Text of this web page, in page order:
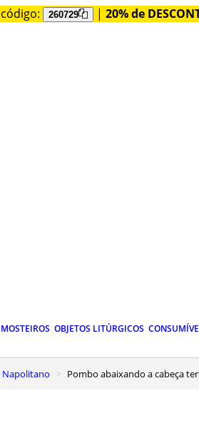
260729 | 20% de
OBJETOS LITÚRGICOS
Napolitano Pombo abaixando a cabeça